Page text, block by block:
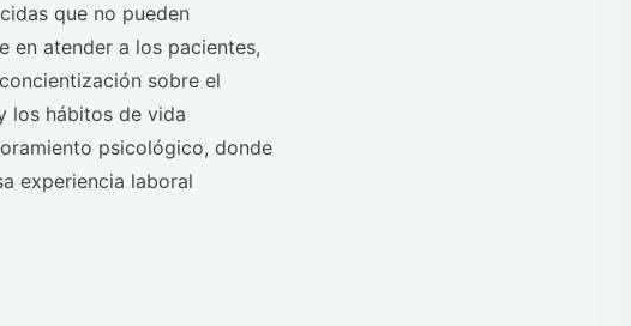
que no pueden
en atender a los pacientes,
sobre el
los hábitos de vida
psicológico, donde
experiencia laboral